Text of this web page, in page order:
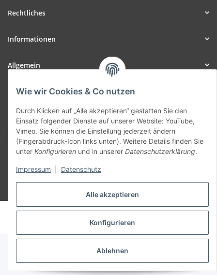
Alle akzeptieren
Konfigurieren
Ablehnen
Wie wir Cookies & Co nutzen
Durch Klicken auf „Alle akzeptieren“ gestatten Sie den
Einsatz folgender Dienste auf unserer Website: YouTube,
Vimeo. Sie können die Einstellung jederzeit ändern
(Fingerabdruck-Icon links unten). Weitere Details finden Sie
unter Konfigurieren und in unserer Datenschutzerklärung.
Impressum Datenschutz
Rechtliches
Informationen
Allgemein
Teil unseres Netzwerks:
Vertrag widerrufen
© voltmaster.de
Powered byJTL-Shop